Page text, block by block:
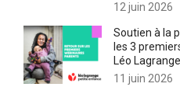
12 juin 2026
Soutien à la
les 3
Léo
11 juin 2026